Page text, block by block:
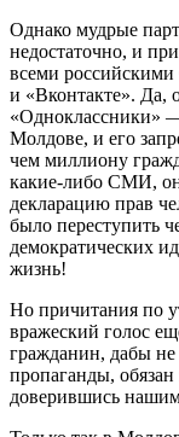
Однако мудрые
недостаточно, и
всеми
и «Вконтакте». Да,
«Одноклассники»
Молдове, и его
чем миллиону
какие-либо СМИ,
декларацию прав
было переступить
демократических
жизнь!
Но причитания по
вражеский голос
гражданин, дабы
пропаганды, обязан
доверившись